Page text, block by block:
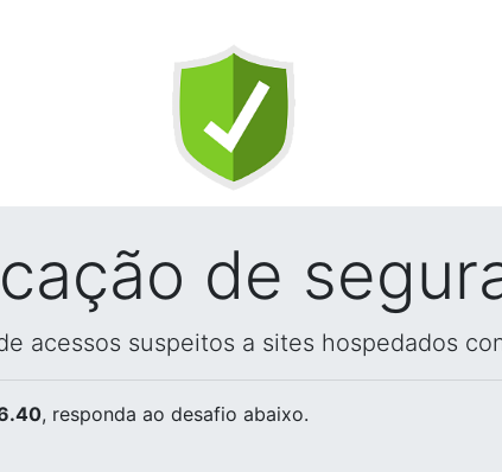
de
acessos suspeitos a sites hospedados
, responda ao desafio abaixo.